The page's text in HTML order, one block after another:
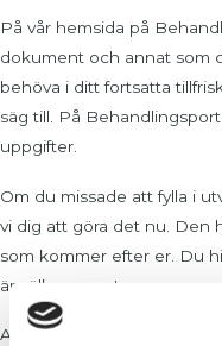
På vår hemsida på
dokument och annat som
behöva i ditt fortsatta
säg till. På
uppgifter.
Om du missade att fylla i
vi dig att göra det nu. Den
som kommer efter er. Du
är välkommen!
Att gå på tillfrisknandets